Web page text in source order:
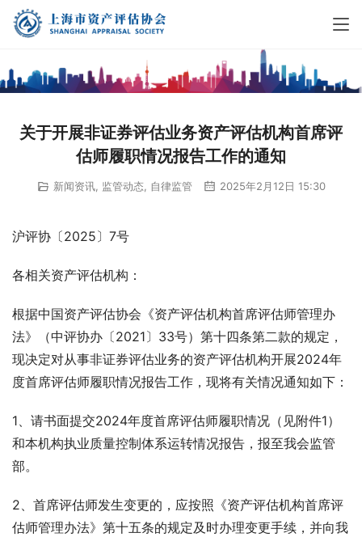
关于开展非证券评估业务资产评估机构首席评
估师履职情况报告工作的通知
新闻资讯, 监管动态, 自律监管 2025年2月12日 15:30
沪评协〔2025〕7号
各相关资产评估机构：
根据中国资产评估协会《资产评估机构首席评估师管理办
法》（中评协办〔2021〕33号）第十四条第二款的规定，
现决定对从事非证券评估业务的资产评估机构开展2024年
度首席评估师履职情况报告工作，现将有关情况通知如下：
1、请书面提交2024年度首席评估师履职情况（见附件1）
和本机构执业质量控制体系运转情况报告，报至我会监管
部。
2、首席评估师发生变更的，应按照《资产评估机构首席评
估师管理办法》第十五条的规定及时办理变更手续，并向我